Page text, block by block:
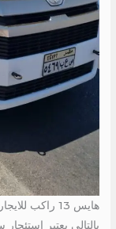
هايس 13 راكب للايجار الى الغردقة 01004230753